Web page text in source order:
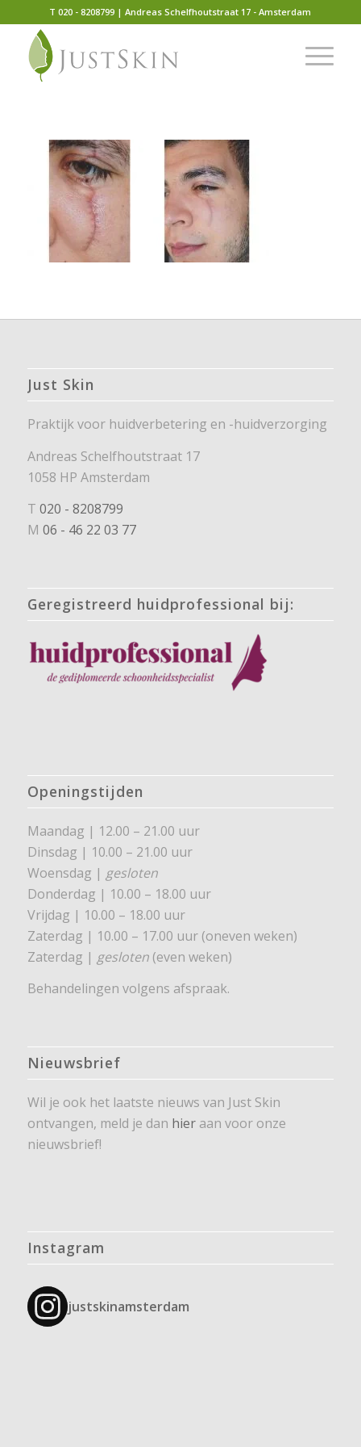
T 020 - 8208799 | Andreas Schelfhoutstraat 17 - Amsterdam
Just Skin
Praktijk voor huidverbetering en -huidverzorging
Andreas Schelfhoutstraat 17
1058 HP Amsterdam
T 020 - 8208799
M 06 - 46 22 03 77
Geregistreerd huidprofessional bij:
Openingstijden
Maandag | 12.00 – 21.00 uur
Dinsdag | 10.00 – 21.00 uur
Woensdag | gesloten
Donderdag | 10.00 – 18.00 uur
Vrijdag | 10.00 – 18.00 uur
Zaterdag | 10.00 – 17.00 uur (oneven weken)
Zaterdag | gesloten(even weken)
Behandelingen volgens afspraak.
Nieuwsbrief
Wil je ook het laatste nieuws van Just Skin
ontvangen, meld je dan hieraan voor onze
nieuwsbrief!
Instagram
justskinamsterdam